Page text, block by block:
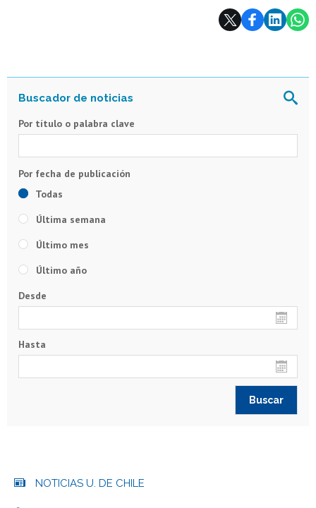
Por título o palabra clave
Todas
Última semana
Último mes
Último año
Desde
Hasta
NOTICIAS U. DE CHILE